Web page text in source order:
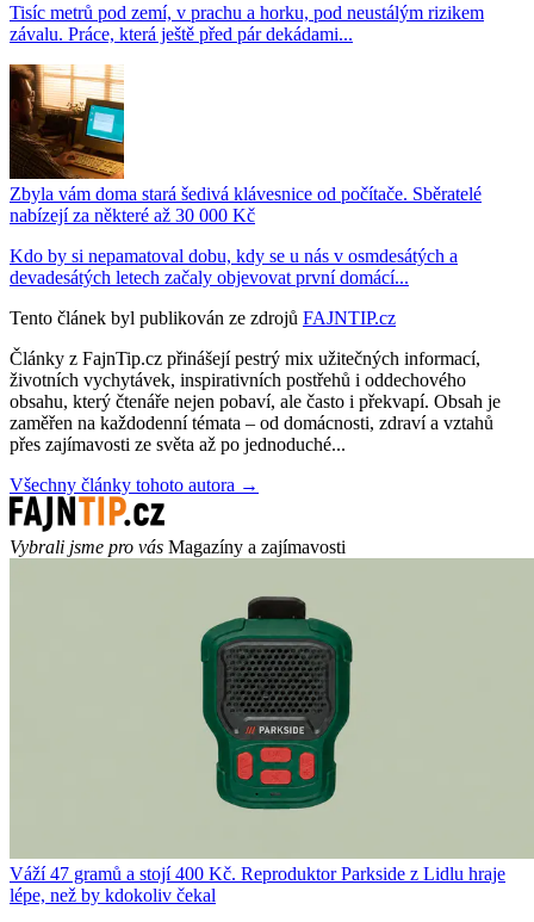
Tisíc metrů pod zemí, v prachu a horku, pod neustálým rizikem
závalu. Práce, která ještě před pár dekádami...
Zbyla vám doma stará šedivá klávesnice od počítače. Sběratelé
nabízejí za některé až 30 000 Kč
Kdo by si nepamatoval dobu, kdy se u nás v osmdesátých a
devadesátých letech začaly objevovat první domácí...
Tento článek byl publikován ze zdrojů FAJNTIP.cz
Články z FajnTip.cz přinášejí pestrý mix užitečných informací,
životních vychytávek, inspirativních postřehů i oddechového
obsahu, který čtenáře nejen pobaví, ale často i překvapí. Obsah je
zaměřen na každodenní témata – od domácnosti, zdraví a vztahů
přes zajímavosti ze světa až po jednoduché...
Všechny články tohoto autora →
Vybrali jsme pro vás Magazíny a zajímavosti
Váží 47 gramů a stojí 400 Kč. Reproduktor Parkside z Lidlu hraje
lépe, než by kdokoliv čekal